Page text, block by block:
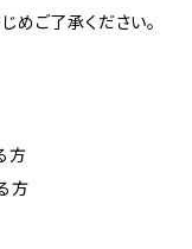
めご了承ください。
方
方